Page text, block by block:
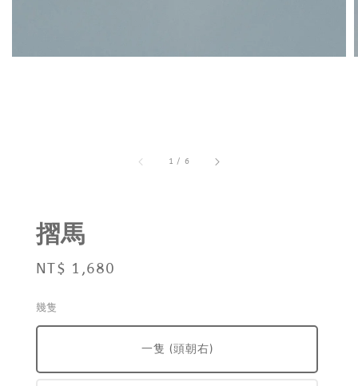
1 / 6
摺馬
Regular
NT$ 1,680
幾隻
一隻 (頭朝右)